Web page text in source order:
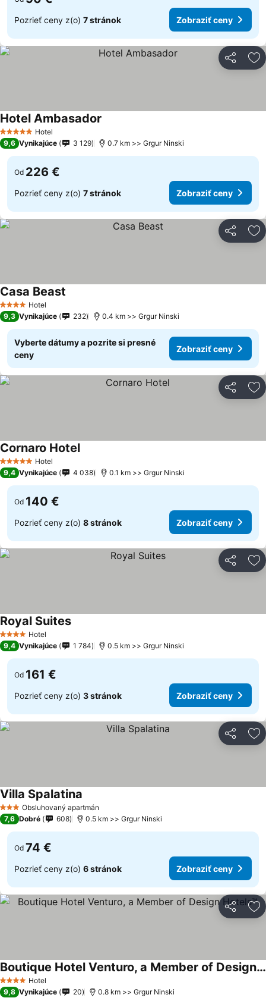
Pozrieť ceny z(o) 7 stránok Zobraziť ceny
Zdieľať
5 Počet hviezdičiek
Hotel
Hotel Ambasador
9,6 Vynikajúce 3 129 0.7 km >> Grgur Ninski
Od 226 €
Pozrieť ceny z(o) 7 stránok Zobraziť ceny
Zdieľať
4 Počet hviezdičiek
Hotel
Casa Beast
9,3 Vynikajúce 232 0.4 km >> Grgur Ninski
Vyberte dátumy a pozrite si presné
ceny
Zobraziť ceny
Zdieľať
5 Počet hviezdičiek
Hotel
Cornaro HotelZobraziť ceny
9,4 Vynikajúce 4 038 0.1 km >> Grgur Ninski
Od 140 €
Pozrieť ceny z(o) 8 stránok Zobraziť ceny
Zdieľať
4 Počet hviezdičiek
Hotel
Royal SuitesZobraziť ceny
9,4 Vynikajúce 1 784 0.5 km >> Grgur Ninski
Od 161 €
Pozrieť ceny z(o) 3 stránok Zobraziť ceny
Zdieľať
3 Počet hviezdičiek
Obsluhovaný apartmán
Villa Spalatina
7,6 Dobré 608 0.5 km >> Grgur Ninski
Od 74 €
Pozrieť ceny z(o) 6 stránok Zobraziť ceny
Zdieľať
4 Počet hviezdičiek
Hotel
Boutique Hotel Venturo, a Member of Design Hotels™
Zobraziť ceny
9,8 Vynikajúce 20 0.8 km >> Grgur Ninski